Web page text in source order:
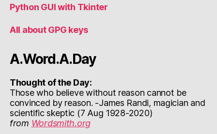
Python GUI with Tkinter
All about GPG keys
A.Word.A.Day
Thought of the Day:
Those who believe without reason cannot be
convinced by reason. -James Randi, magician and
scientific skeptic (7 Aug 1928-2020)
from Wordsmith.org